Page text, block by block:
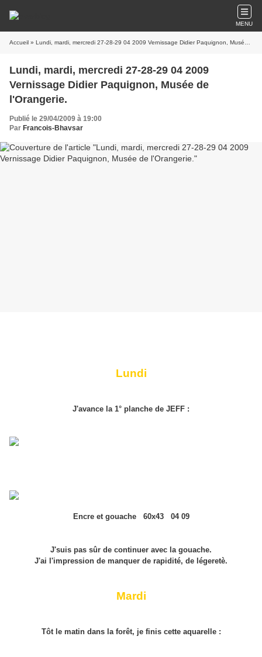
MENU
Accueil » Lundi, mardi, mercredi 27-28-29 04 2009 Vernissage Didier Paquignon, Musée de l'Orangerie.
Lundi, mardi, mercredi 27-28-29 04 2009
Vernissage Didier Paquignon, Musée de
l'Orangerie.
Publié le 29/04/2009 à 19:00
Par Francois-Bhavsar
Lundi
J'avance la 1° planche de JEFF :
Encre et gouache 60x43 04 09
J'suis pas sûr de continuer avec la gouache.
J'ai l'impression de manquer de rapidité, de légeretè.
Mardi
Tôt le matin dans la forêt, je finis cette aquarelle :